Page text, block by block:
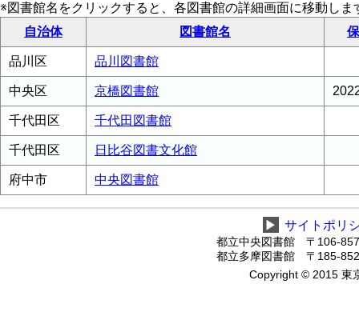
※図書館名をクリックすると、各図書館の詳細画面に移動しま
自治体
図書館名
品川区 品川図書館
中央区 京橋図書館
千代田区 千代田図書館
千代田区 日比谷図書文化館
府中市 中央図書館
▶ サイトポリ
都立中央図書館 〒106-
都立多摩図書館 〒185-
Copyright © 2015 東